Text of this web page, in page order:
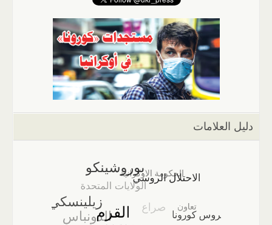
دليل العلامات